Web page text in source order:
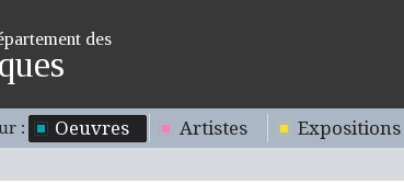
des
: Oeuvres Artistes Expositions